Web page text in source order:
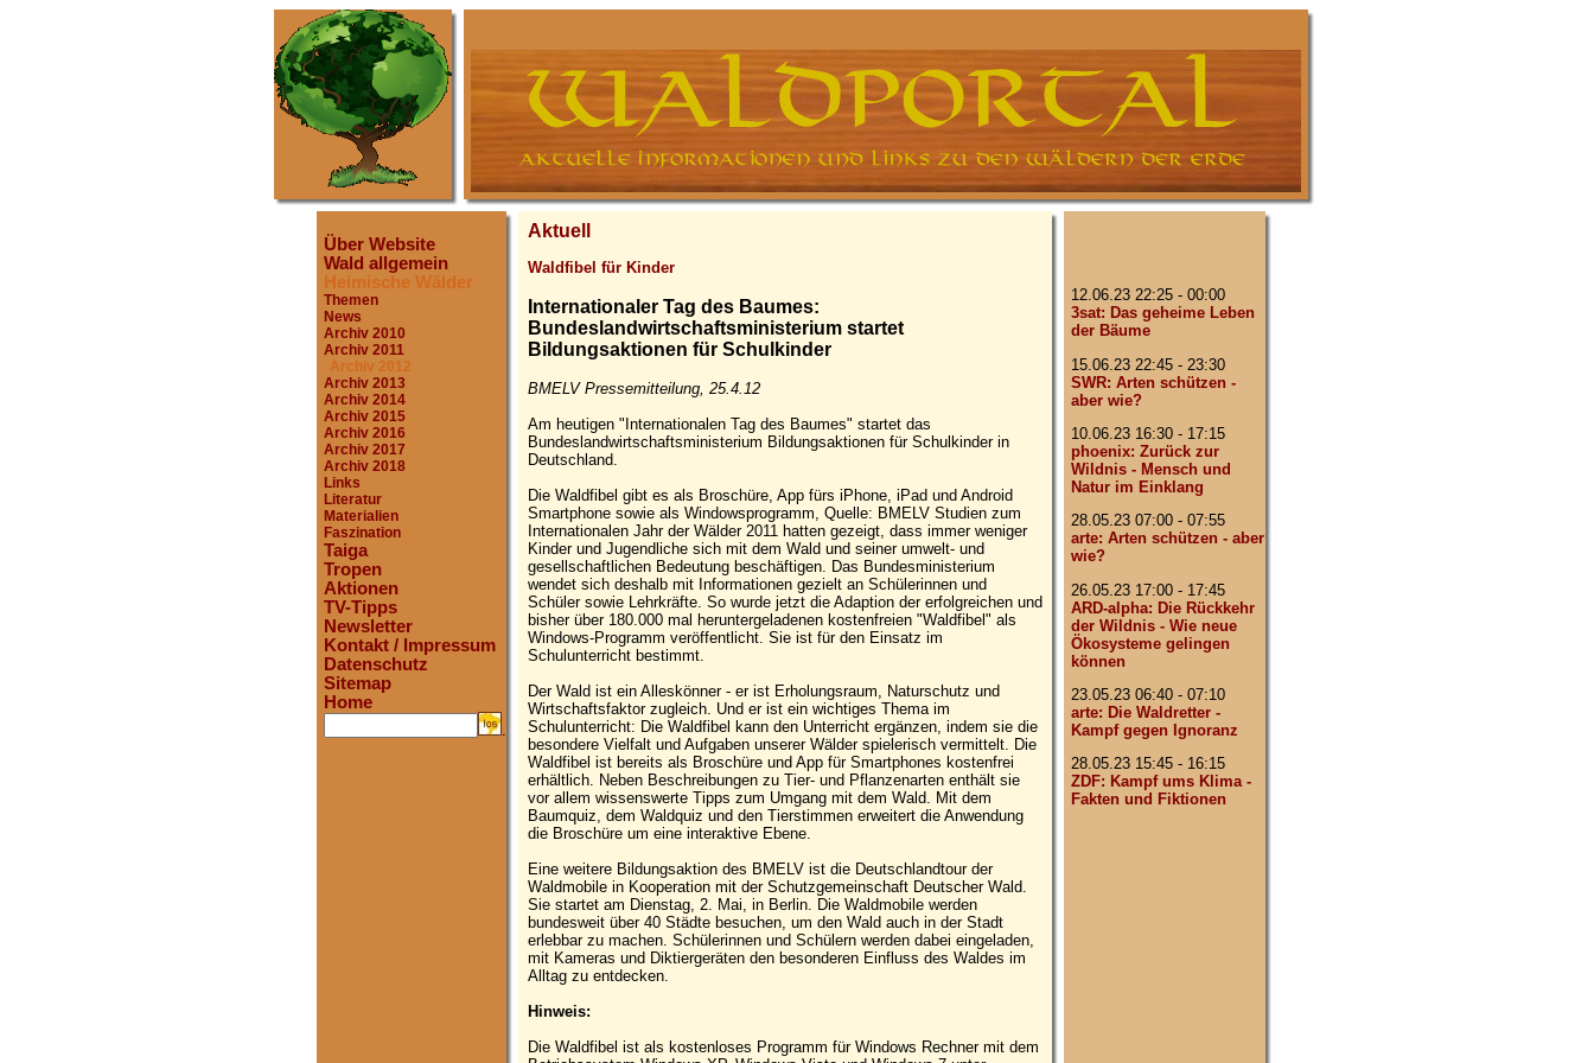
Über Website
Wald allgemein
Heimische Wälder
Themen
News
Archiv 2010
Archiv 2011
Archiv 2012
Archiv 2013
Archiv 2014
Archiv 2015
Archiv 2016
Archiv 2017
Archiv 2018
Links
Literatur
Materialien
Faszination
Taiga
Tropen
Aktionen
TV-Tipps
Newsletter
Kontakt / Impressum
Datenschutz
Sitemap
Home
.
Aktuell
Waldfibel für Kinder
Internationaler Tag des Baumes:
Bundeslandwirtschaftsministerium startet
Bildungsaktionen für Schulkinder
BMELV Pressemitteilung, 25.4.12
Am heutigen "Internationalen Tag des Baumes" startet das
Bundeslandwirtschaftsministerium Bildungsaktionen für Schulkinder in
Deutschland.
Die Waldfibel gibt es als Broschüre, App fürs iPhone, iPad und Android
Smartphone sowie als Windowsprogramm, Quelle: BMELV Studien zum
Internationalen Jahr der Wälder 2011 hatten gezeigt, dass immer weniger
Kinder und Jugendliche sich mit dem Wald und seiner umwelt- und
gesellschaftlichen Bedeutung beschäftigen. Das Bundesministerium
wendet sich deshalb mit Informationen gezielt an Schülerinnen und
Schüler sowie Lehrkräfte. So wurde jetzt die Adaption der erfolgreichen und
bisher über 180.000 mal heruntergeladenen kostenfreien "Waldfibel" als
Windows-Programm veröffentlicht. Sie ist für den Einsatz im
Schulunterricht bestimmt.
Der Wald ist ein Alleskönner - er ist Erholungsraum, Naturschutz und
Wirtschaftsfaktor zugleich. Und er ist ein wichtiges Thema im
Schulunterricht: Die Waldfibel kann den Unterricht ergänzen, indem sie die
besondere Vielfalt und Aufgaben unserer Wälder spielerisch vermittelt. Die
Waldfibel ist bereits als Broschüre und App für Smartphones kostenfrei
erhältlich. Neben Beschreibungen zu Tier- und Pflanzenarten enthält sie
vor allem wissenswerte Tipps zum Umgang mit dem Wald. Mit dem
Baumquiz, dem Waldquiz und den Tierstimmen erweitert die Anwendung
die Broschüre um eine interaktive Ebene.
Eine weitere Bildungsaktion des BMELV ist die Deutschlandtour der
Waldmobile in Kooperation mit der Schutzgemeinschaft Deutscher Wald.
Sie startet am Dienstag, 2. Mai, in Berlin. Die Waldmobile werden
bundesweit über 40 Städte besuchen, um den Wald auch in der Stadt
erlebbar zu machen. Schülerinnen und Schülern werden dabei eingeladen,
mit Kameras und Diktiergeräten den besonderen Einfluss des Waldes im
Alltag zu entdecken.
Hinweis:
Die Waldfibel ist als kostenloses Programm für Windows Rechner mit dem
12.06.23 22:25 - 00:00
3sat: Das geheime Leben
der Bäume
15.06.23 22:45 - 23:30
SWR: Arten schützen -
aber wie?
10.06.23 16:30 - 17:15
phoenix: Zurück zur
Wildnis - Mensch und
Natur im Einklang
28.05.23 07:00 - 07:55
arte: Arten schützen - aber
wie?
26.05.23 17:00 - 17:45
ARD-alpha: Die Rückkehr
der Wildnis - Wie neue
Ökosysteme gelingen
können
23.05.23 06:40 - 07:10
arte: Die Waldretter -
Kampf gegen Ignoranz
28.05.23 15:45 - 16:15
ZDF: Kampf ums Klima -
Fakten und Fiktionen